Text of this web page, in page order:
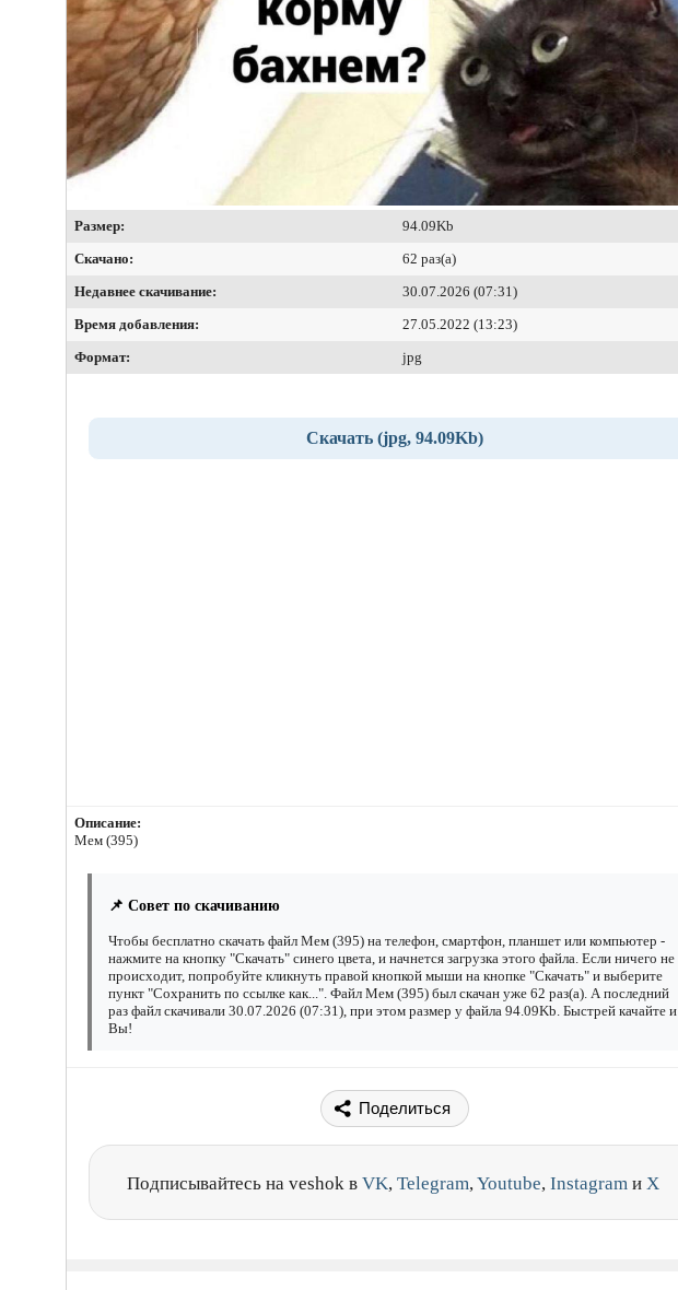
Размер:
94.09Kb
Скачано:
62 раз(а)
Недавнее скачивание:
30.07.2026 (07:31)
Время добавления:
27.05.2022 (13:23)
Формат:
jpg
Скачать (jpg, 94.09Kb)
Описание:
Мем (395)
📌 Совет по скачиванию
Чтобы бесплатно скачать файл Мем (395) на телефон, смартфон, планшет или компьютер -
нажмите на кнопку "Скачать" синего цвета, и начнется загрузка этого файла. Если ничего не
происходит, попробуйте кликнуть правой кнопкой мыши на кнопке "Скачать" и выберите
пункт "Сохранить по ссылке как...". Файл Мем (395) был скачан уже 62 раз(а). А последний
раз файл скачивали 30.07.2026 (07:31), при этом размер у файла 94.09Kb. Быстрей качайте и
Вы!
Поделиться
Подписывайтесь на veshok в VK, Telegram,Youtube, Instagram и X